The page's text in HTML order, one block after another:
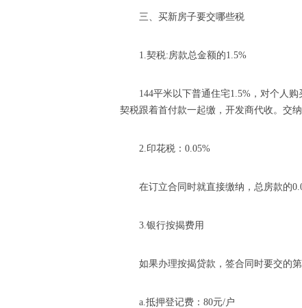
三、买新房子要交哪些税
1.契税:房款总金额的1.5%
144平米以下普通住宅1.5%，对个人
契税跟着首付款一起缴，开发商代收。交
2.印花税：0.05%
在订立合同时就直接缴纳，总房款的
3.银行按揭费用
如果办理按揭贷款，签合同时要交的
a.抵押登记费：80元/户